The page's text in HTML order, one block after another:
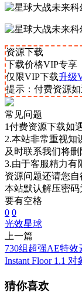
资源下载
下载价格VIP专享
仅限VIP下载升级
提示：付费资源
常见问题
1付费资源下载如
2.本站非常重视知
及时联系我们将删
3.由于客服精力有
资源问题还请您自
本站默认解压密码
要有空格
0 0
光效星球
上一篇
730组超强AE特效
Instant Floor 1.1
猜你喜欢